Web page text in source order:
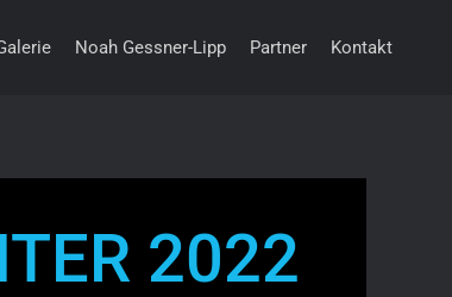
Noah Gessner-Lipp Partner Kontakt
2022